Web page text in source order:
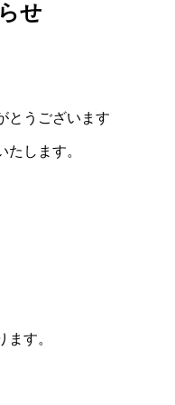
せ
とうございます
します。
す。